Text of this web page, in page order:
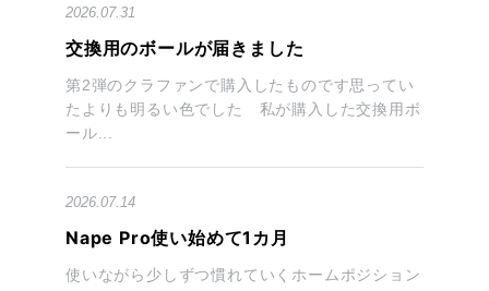
2026.07.31
交換用のボールが届きました
第2弾のクラファンで購入したものです思ってい
たよりも明るい色でした 私が購入した交換用ボ
ール...
2026.07.14
Nape Pro使い始めて1カ月
使いながら少しずつ慣れていくホームポジション